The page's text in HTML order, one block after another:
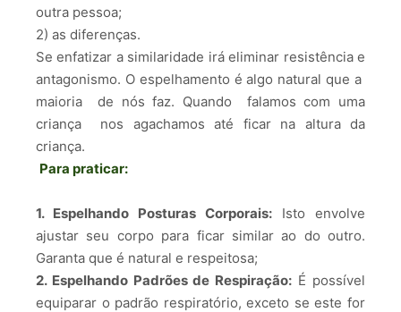
outra pessoa;
2) as diferenças.
Se enfatizar a similaridade irá eliminar resistência e
antagonismo. O espelhamento é algo natural que a
maioria de nós faz. Quando falamos com uma
criança nos agachamos até ficar na altura da
criança.
Para praticar:
1. Espelhando Posturas Corporais: Isto envolve
ajustar seu corpo para ficar similar ao do outro.
Garanta que é natural e respeitosa;
2. Espelhando Padrões de Respiração: É possível
equiparar o padrão respiratório, exceto se este for